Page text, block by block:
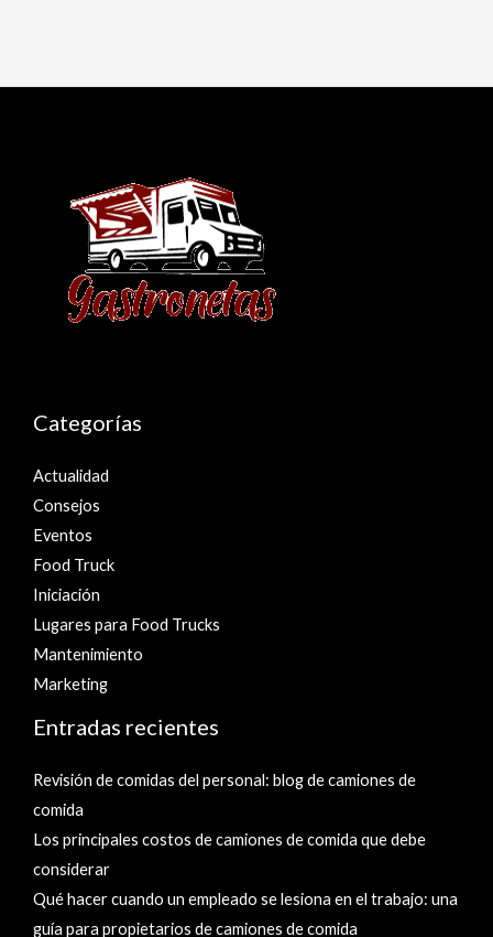
Categorías
Actualidad
Consejos
Eventos
Food Truck
Iniciación
Lugares para Food Trucks
Mantenimiento
Marketing
Entradas recientes
Revisión de comidas del personal: blog de camiones de
comida
Los principales costos de camiones de comida que debe
considerar
Qué hacer cuando un empleado se lesiona en el trabajo: una
guía para propietarios de camiones de comida